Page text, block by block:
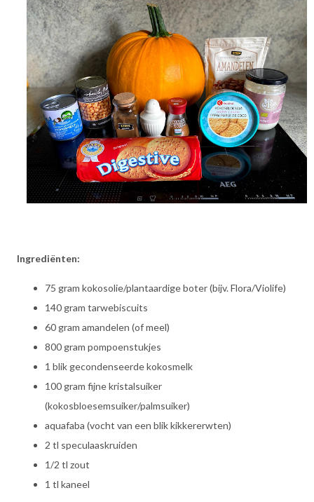
Ingrediënten:
75 gram kokosolie/plantaardige boter (bijv. Flora/Violife)
140 gram tarwebiscuits
60 gram amandelen (of meel)
800 gram pompoenstukjes
1 blik gecondenseerde kokosmelk
100 gram fijne kristalsuiker
(kokosbloesemsuiker/palmsuiker)
aquafaba (vocht van een blik kikkererwten)
2 tl speculaaskruiden
1/2 tl zout
1 tl kaneel